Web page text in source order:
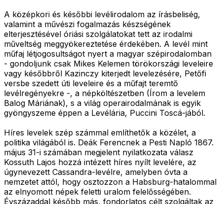
A középkori és későbbi levélirodalom az írásbeliség,
valamint a művészi fogalmazás készségének
elterjesztésével óriási szolgálatokat tett az irodalmi
műveltség meggyökereztetése érdekében. A levél mint
műfaj létjogosultságot nyert a magyar szépirodalomban
- gondoljunk csak Mikes Kelemen törökországi leveleire
vagy későbbről Kazinczy kiterjedt levelezésére, Petőfi
versbe szedett úti leveleire és a műfajt teremtő
levélregényekre -, a népköltészetben (Írom a levelem
Balog Máriának), s a világ operairodalmának is egyik
gyöngyszeme éppen a Levélária, Puccini Toscá-jából.
Híres levelek szép számmal említhetők a közélet, a
politika világából is. Deák Ferencnek a Pesti Napló 1867.
május 31-i számában megjelent nyilatkozata válasz
Kossuth Lajos hozzá intézett híres nyílt levelére, az
úgynevezett Cassandra-levélre, amelyben óvta a
nemzetet attól, hogy osztozzon a Habsburg-hatalommal
az elnyomott népek feletti uralom felelősségében.
Évszázaddal később más, fondorlatos célt szolgáltak az